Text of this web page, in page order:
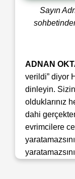
Sayın
ADNAN
verildi” diyor
dinleyin.
olduklarınız
dahi
evrimcilere